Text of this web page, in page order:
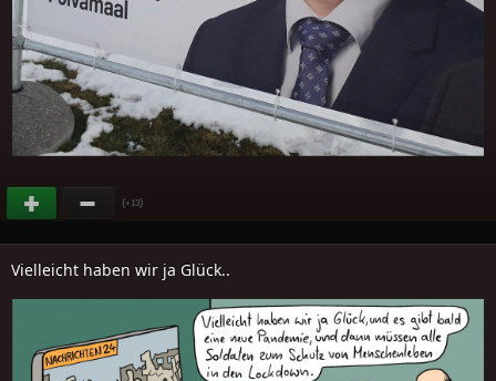
(+13)
Vielleicht haben wir ja Glück..